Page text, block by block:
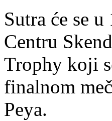
Sutra će se
Centru
Trophy koji
finalnom
Peya.